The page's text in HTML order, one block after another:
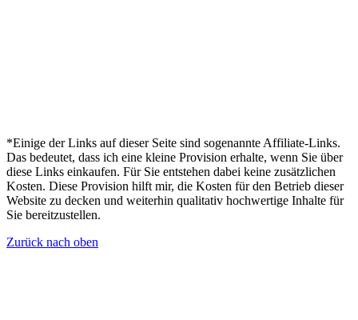
*Einige der Links auf dieser Seite sind sogenannte Affiliate-Links.
Das bedeutet, dass ich eine kleine Provision erhalte, wenn Sie über
diese Links einkaufen. Für Sie entstehen dabei keine zusätzlichen
Kosten. Diese Provision hilft mir, die Kosten für den Betrieb dieser
Website zu decken und weiterhin qualitativ hochwertige Inhalte für
Sie bereitzustellen.
Zurück nach oben